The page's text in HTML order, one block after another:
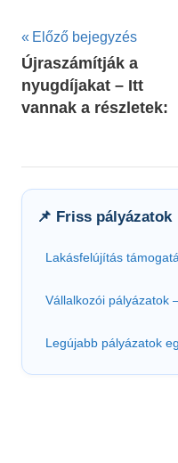
Bejegyzés
navigáció
Előző bejegyzés
Újraszámítják a
nyugdíjakat – Itt
vannak a részletek:
📌 Friss pályázatok
Lakásfelújítás
Vállalkozói pályázatok
Legújabb pályázatok